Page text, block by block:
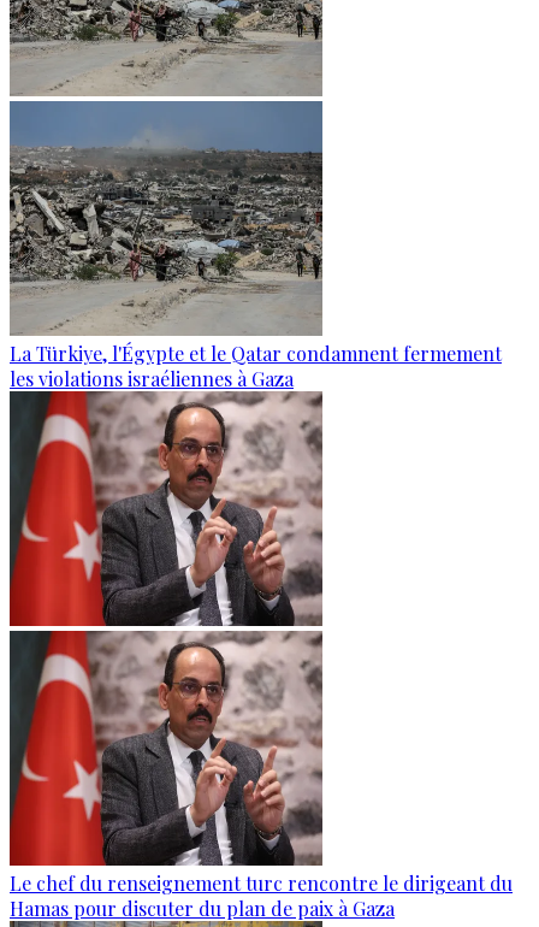
La Türkiye, l'Égypte et le Qatar condamnent fermement
les violations israéliennes à Gaza
Le chef du renseignement turc rencontre le dirigeant du
Hamas pour discuter du plan de paix à Gaza